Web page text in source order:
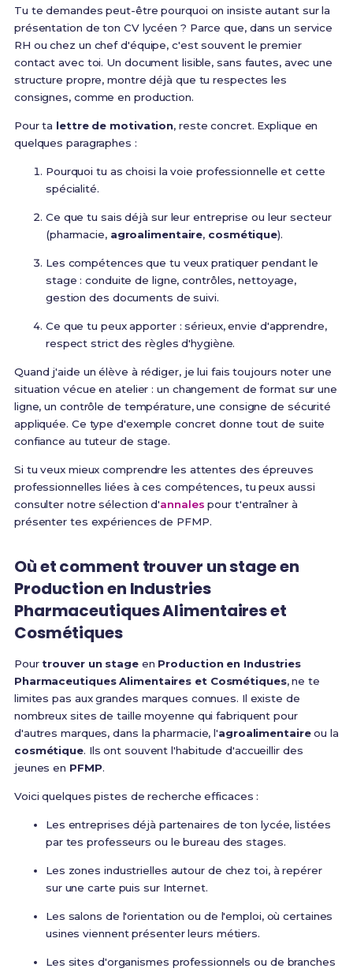
Tu te demandes peut-être pourquoi on insiste autant sur la
présentation de ton CV lycéen ? Parce que, dans un service
RH ou chez un chef d'équipe, c'est souvent le premier
contact avec toi. Un document lisible, sans fautes, avec une
structure propre, montre déjà que tu respectes les
consignes, comme en production.
Pour ta lettre de motivation, reste concret. Explique en
quelques paragraphes :
Pourquoi tu as choisi la voie professionnelle et cette
spécialité.
Ce que tu sais déjà sur leur entreprise ou leur secteur
(pharmacie, agroalimentaire, cosmétique).
Les compétences que tu veux pratiquer pendant le
stage : conduite de ligne, contrôles, nettoyage,
gestion des documents de suivi.
Ce que tu peux apporter : sérieux, envie d'apprendre,
respect strict des règles d'hygiène.
Quand j'aide un élève à rédiger, je lui fais toujours noter une
situation vécue en atelier : un changement de format sur une
ligne, un contrôle de température, une consigne de sécurité
appliquée. Ce type d'exemple concret donne tout de suite
confiance au tuteur de stage.
Si tu veux mieux comprendre les attentes des épreuves
professionnelles liées à ces compétences, tu peux aussi
consulter notre sélection d'annales pour t'entraîner à
présenter tes expériences de PFMP.
Où et comment trouver un stage en
Production en Industries
Pharmaceutiques Alimentaires et
Cosmétiques
Pourtrouver un stageen Production en Industries
Pharmaceutiques Alimentaires et Cosmétiques, ne te
limites pas aux grandes marques connues. Il existe de
nombreux sites de taille moyenne qui fabriquent pour
d'autres marques, dans la pharmacie, l'agroalimentaireou la
cosmétique. Ils ont souvent l'habitude d'accueillir des
jeunes en PFMP.
Voici quelques pistes de recherche efficaces :
Les entreprises déjà partenaires de ton lycée, listées
par tes professeurs ou le bureau des stages.
Les zones industrielles autour de chez toi, à repérer
sur une carte puis sur Internet.
Les salons de l'orientation ou de l'emploi, où certaines
usines viennent présenter leurs métiers.
Les sites d'organismes professionnels ou de branches